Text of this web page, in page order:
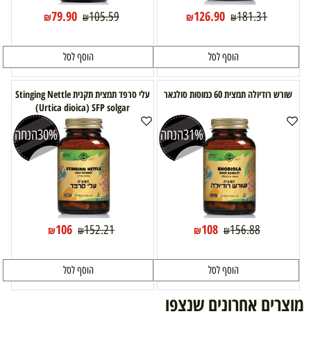
₪181.31
₪126.90
הוסף לסל
₪105.59
₪79.90
הוסף לסל
שורש רודיולה תמצית 60 כמוסות סולגאר
31%הנחה
₪156.88
₪108
הוסף לסל
עלי סרפד תמצית תקנית Stinging Nettle
(Urtica dioica) SFP solgar
30%הנחה
₪152.21
₪106
הוסף לסל
מוצרים אחרונים שנצפו